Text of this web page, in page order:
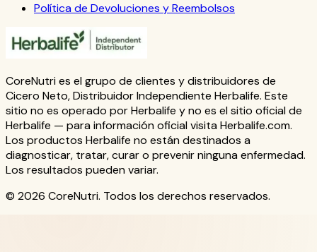
Política de Devoluciones y Reembolsos
CoreNutri es el grupo de clientes y distribuidores de
Cicero Neto, Distribuidor Independiente Herbalife. Este
sitio no es operado por Herbalife y no es el sitio oficial de
Herbalife — para información oficial visita Herbalife.com.
Los productos Herbalife no están destinados a
diagnosticar, tratar, curar o prevenir ninguna enfermedad.
Los resultados pueden variar.
© 2026 CoreNutri. Todos los derechos reservados.